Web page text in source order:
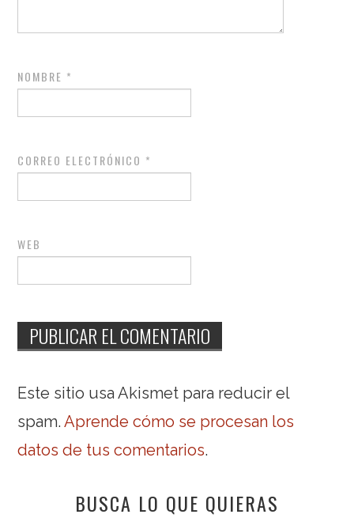
NOMBRE *
CORREO ELECTRÓNICO *
WEB
Este sitio usa Akismet para reducir el
spam.Aprende cómo se procesan los
datos de tus comentarios.
BUSCA LO QUE QUIERAS